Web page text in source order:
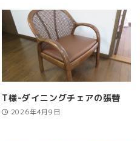
T様-ダイニングチェアの張替
2026年4月9日